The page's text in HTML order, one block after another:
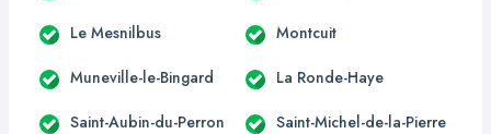
Le Mesnilbus Montcuit
Muneville-le-Bingard La Ronde-Haye
Saint-Aubin-du-Perron Saint-Michel-de-la-Pierre